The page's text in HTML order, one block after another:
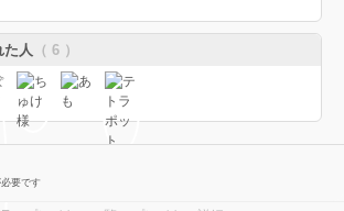
た人 （ 6 ）
要です